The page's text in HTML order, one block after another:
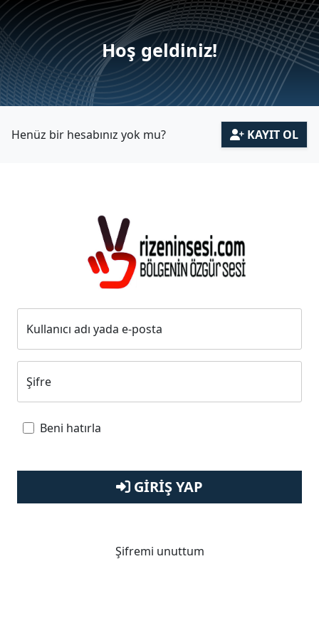
Hoş geldiniz!
Henüz bir hesabınız yok mu? KAYIT OL
Kullanıcı adı yada e-posta
Şifre
Beni hatırla
GIRIŞ YAP
Şifremi unuttum